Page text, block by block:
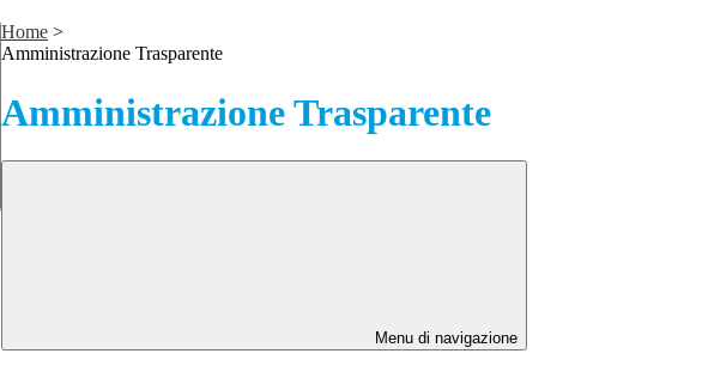
Home >
Amministrazione Trasparente
Amministrazione Trasparente
Menu di navigazione